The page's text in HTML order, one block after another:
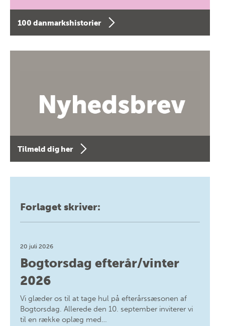
100 danmarkshistorier
Tilmeld dig her
Forlaget skriver:
20 juli 2026
Bogtorsdag efterår/vinter
2026
Vi glæder os til at tage hul på efterårssæsonen af
Bogtorsdag. Allerede den 10. september inviterer vi
til en række oplæg med…